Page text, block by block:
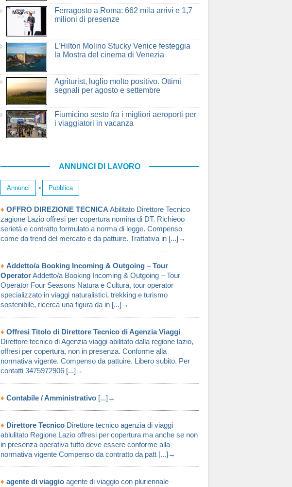
Ferragosto a Roma: 662 mila arrivi e 1,7
milioni di presenze
L’Hilton Molino Stucky Venice festeggia
la Mostra del cinema di Venezia
Agriturist, luglio molto positivo. Ottimi
segnali per agosto e settembre
Fiumicino sesto fra i migliori aeroporti per
i viaggiatori in vacanza
ANNUNCI DI LAVORO
Annunci • Pubblica
♦ OFFRO DIREZIONE TECNICA Abilitato Direttore Tecnico
zagione Lazio offresi per copertura nomina di DT. Richieoo
serietà e contratto formulato a norma di legge. Compenso
come da trend del mercato e da pattuire. Trattativa in [...]→
♦ Addetto/a Booking Incoming & Outgoing – Tour
OperatorAddetto/a Booking Incoming & Outgoing – Tour
Operator Four Seasons Natura e Cultura, tour operator
specializzato in viaggi naturalistici, trekking e turismo
sostenibile, ricerca una figura da in [...]→
♦ Offresi Titolo di Direttore Tecnico di Agenzia Viaggi
Direttore tecnico di Agenzia viaggi abilitato dalla regione lazio,
offresi per copertura, non in presenza. Conforme alla
normativa vigente. Compenso da pattuire. Libero subito. Per
contatti 3475972906 [...]→
♦ Contabile / Amministrativo [...]→
♦ Direttore Tecnico Direttore tecnico agenzia di viaggi
ablulitato Regione Lazio offresi per copertura ma anche se non
in presenza operativa tutto deve essere conforme alla
normativa vigente Compenso da contratto da patt [...]→
♦ agente di viaggio agente di viaggio con pluriennale